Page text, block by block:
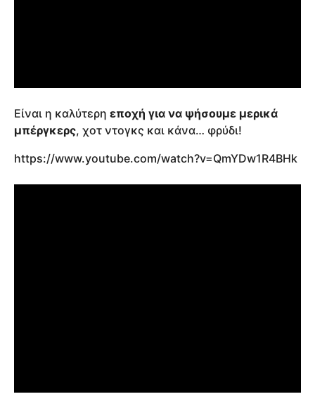
Είναι η καλύτερη εποχή για να ψήσουμε μερικά
μπέργκερς, χοτ ντογκς και κάνα… φρύδι!
https://www.youtube.com/watch?v=QmYDw1R4BHk